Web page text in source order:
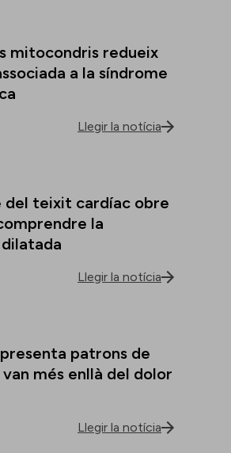
mitocondris redueix
a la síndrome
Llegir la notícia
del teixit cardíac obre
la
Llegir la notícia
patrons de
més enllà del dolor
Llegir la notícia